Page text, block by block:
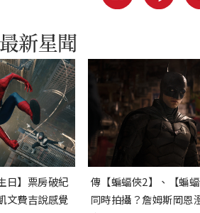
日】票房破紀
文費吉說感覺
傳【蝙蝠俠2】、【蝙蝠
同時拍攝？詹姆斯岡恩